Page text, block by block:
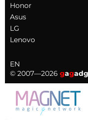
Honor
Asus
LG
Lenovo
EN
© 2007—2026 gag